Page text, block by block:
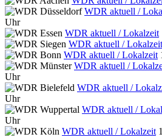
WDR aktuell /
Uhr
WDR aktuell / Lokalzeit
WDR aktuell / Lokalzeit
WDR aktuell / Lokalzeit
WDR aktuell /
Uhr
WDR aktuell /
Uhr
WDR aktuell /
Uhr
WDR aktuell / Lokalzeit